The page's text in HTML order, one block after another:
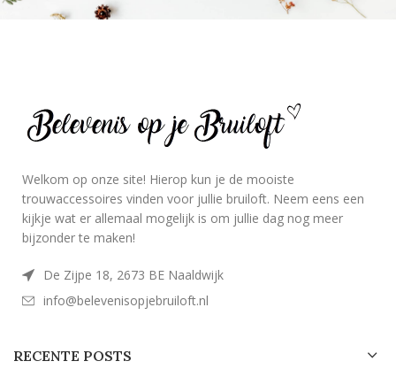
Welkom op onze site! Hierop kun je de mooiste
trouwaccessoires vinden voor jullie bruiloft. Neem eens een
kijkje wat er allemaal mogelijk is om jullie dag nog meer
bijzonder te maken!
De Zijpe 18, 2673 BE Naaldwijk
info@belevenisopjebruiloft.nl
RECENTE POSTS